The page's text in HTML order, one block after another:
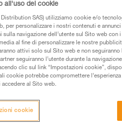
prodotti
all'uso dei cookie
Distribution SAS) utilizziamo cookie e/o
per personalizzare i nostri contenuti e
sulla navigazione dell’utente sul Sito web
al fine di personalizzare le nostre
attivi solo sul Sito web e non
seguiranno l’utente durante la
clic sul link “Impostazioni cookie”,
cookie potrebbe compromettere
accedere al Sito web.
cookie